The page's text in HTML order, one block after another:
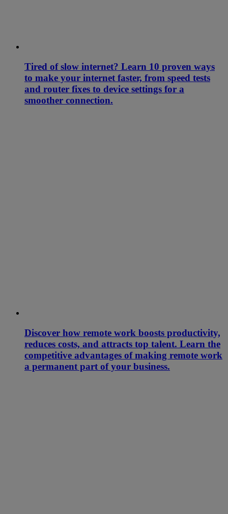
Tired of slow internet? Learn 10 proven ways
to make your internet faster, from speed tests
and router fixes to device settings for a
smoother connection.
Discover how remote work boosts productivity,
reduces costs, and attracts top talent. Learn the
competitive advantages of making remote work
a permanent part of your business.